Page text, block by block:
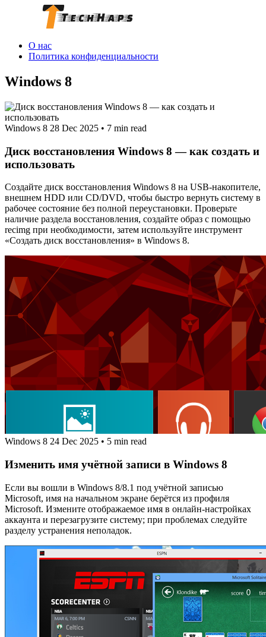
О нас
Политика конфиденциальности
Windows 8
Windows 8 28 Dec 2025 • 7 min read
Диск восстановления Windows 8 — как создать и
использовать
Создайте диск восстановления Windows 8 на USB‑накопителе,
внешнем HDD или CD/DVD, чтобы быстро вернуть систему в
рабочее состояние без полной переустановки. Проверьте
наличие раздела восстановления, создайте образ с помощью
recimg при необходимости, затем используйте инструмент
«Создать диск восстановления» в Windows 8.
Windows 8 24 Dec 2025 • 5 min read
Изменить имя учётной записи в Windows 8
Если вы вошли в Windows 8/8.1 под учётной записью
Microsoft, имя на начальном экране берётся из профиля
Microsoft. Измените отображаемое имя в онлайн‑настройках
аккаунта и перезагрузите систему; при проблемах следуйте
разделу устранения неполадок.